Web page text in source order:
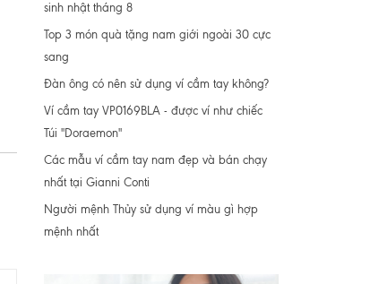
sinh nhật tháng 8
Top 3 món quà tặng nam giới ngoài 30 cực
sang
Đàn ông có nên sử dụng ví cầm tay không?
Ví cầm tay VP0169BLA - được ví như chiếc
Túi "Doraemon"
Các mẫu ví cầm tay nam đẹp và bán chạy
nhất tại Gianni Conti
Người mệnh Thủy sử dụng ví màu gì hợp
mệnh nhất